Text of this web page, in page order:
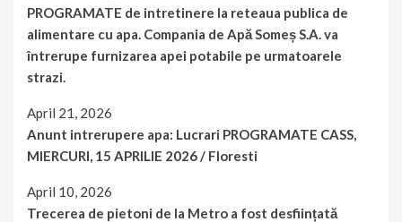
PROGRAMATE de intretinere la reteaua publica de
alimentare cu apa. Compania de Apă Someș S.A. va
întrerupe furnizarea apei potabile pe urmatoarele
strazi.
April 21, 2026
Anunt intrerupere apa: Lucrari PROGRAMATE CASS,
MIERCURI, 15 APRILIE 2026 / Floresti
April 10, 2026
Trecerea de pietoni de la Metro a fost desființată